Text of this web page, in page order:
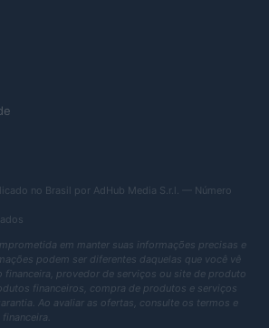
no Brasil por AdHub Media S.r.l. — Número
em manter suas informações precisas e
podem ser diferentes daquelas que você vê
financeira, provedor de serviços ou site de produto
financeiros, compra de produtos e serviços
Ao avaliar as ofertas, consulte os termos e